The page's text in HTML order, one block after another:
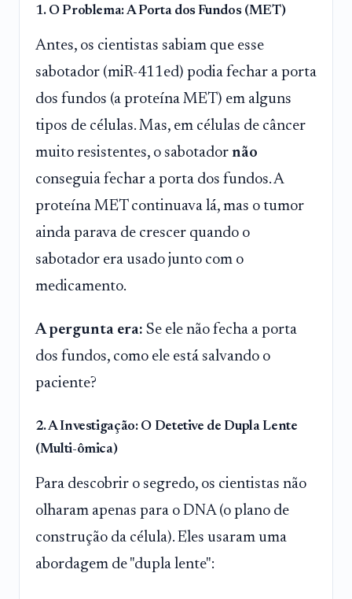
1. O Problema: A Porta dos Fundos (MET)
Antes, os cientistas sabiam que esse
sabotador (miR-411ed) podia fechar a porta
dos fundos (a proteína MET) em alguns
tipos de células. Mas, em células de câncer
muito resistentes, o sabotador não
conseguia fechar a porta dos fundos. A
proteína MET continuava lá, mas o tumor
ainda parava de crescer quando o
sabotador era usado junto com o
medicamento.
A pergunta era: Se ele não fecha a porta
dos fundos, como ele está salvando o
paciente?
2. A Investigação: O Detetive de Dupla Lente
(Multi-ômica)
Para descobrir o segredo, os cientistas não
olharam apenas para o DNA (o plano de
construção da célula). Eles usaram uma
abordagem de "dupla lente":